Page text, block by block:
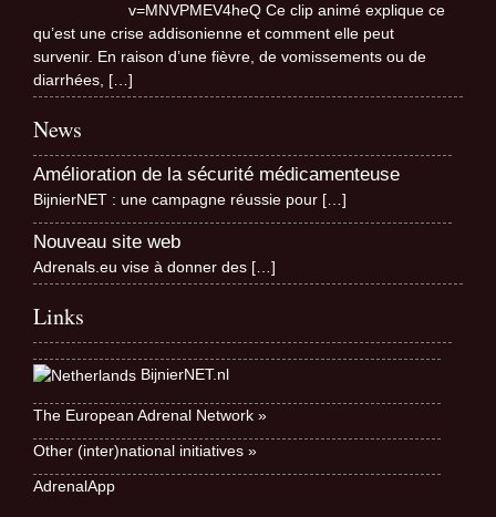
v=MNVPMEV4heQ Ce clip animé explique ce
qu’est une crise addisonienne et comment elle peut
survenir. En raison d’une fièvre, de vomissements ou de
diarrhées, […]
News
Amélioration de la sécurité médicamenteuse
BijnierNET : une campagne réussie pour […]
Nouveau site web
Adrenals.eu vise à donner des […]
Links
BijnierNET.nl
The European Adrenal Network »
Other (inter)national initiatives »
AdrenalApp